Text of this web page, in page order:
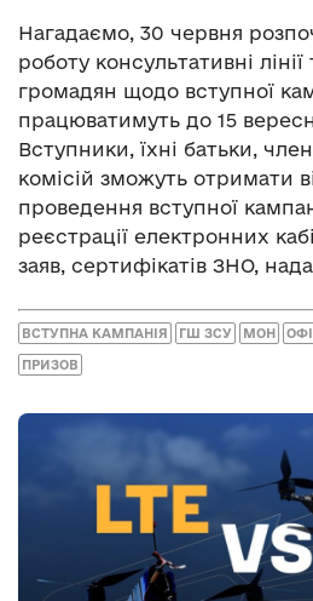
Нагадаємо, 30 червня
роботу консультативні
громадян щодо вступної
працюватимуть до 15
Вступники, їхні батьки,
комісій зможуть отримати
проведення вступної
реєстрації електронних
заяв, сертифікатів ЗНО,
ВСТУПНА КАМПАНІЯ ГШ ЗСУ МОН
ПРИЗОВ